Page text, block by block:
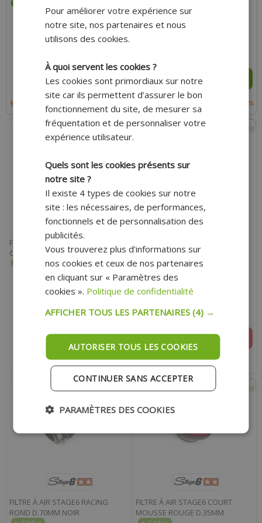
32.50 €
AJOUTER AU PANIER
Expédition sous 3 à 15 jours ouvrés
AJOUTER AU PANIER
Expédition sous 3 à 15 jours ouvrés
FILTRE À AIR STAGE6 RACING
OVALE 70MM NOIR
54.90 €
Indisponible actuellement
ROND D.28 - 55MM BLANC
53.30 €
RUPTURE
Indisponible actuellement
FILTRE À AIR STAGE6 RACING
ROND D.70MM NOIR
FILTRE À AIR STAGE6 COURT
MOUSSE ROUGE D.35MM
Pour améliorer votre expérience sur
notre site, nos partenaires et nous
utilisons des cookies.
À quoi servent les cookies ?
Les cookies sont primordiaux sur notre
site car ils permettent d’assurer le bon
fonctionnement du site, de mesurer sa
fréquentation et de personnaliser votre
expérience utilisateur.
Quels sont les cookies présents sur
notre site ?
Il existe 4 types de cookies sur notre
site : les nécessaires, de performances,
fonctionnels et de personnalisation des
publicités.
Vous trouverez plus d’informations sur
nos cookies et ceux de nos partenaires
en cliquant sur « Paramètres des
cookies ». Politique de confidentialité
AFFICHER TOUS LES PARTENAIRES(4) →
AUTORISER TOUS LES COOKIES
CONTINUER SANS ACCEPTER
PARAMÈTRES DES COOKIES